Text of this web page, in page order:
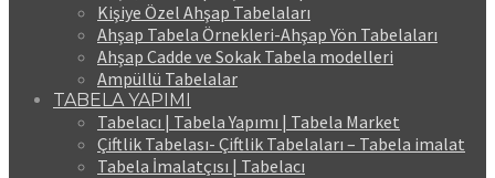
Kişiye Özel Ahşap Tabelaları
Ahşap Tabela Örnekleri-Ahşap Yön Tabelaları
Ahşap Cadde ve Sokak Tabela modelleri
Ampüllü Tabelalar
TABELA YAPIMI
Tabelacı | Tabela Yapımı | Tabela Market
Çiftlik Tabelası- Çiftlik Tabelaları – Tabela imalat
Tabela İmalatçısı | Tabelacı